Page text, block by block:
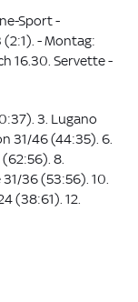
Sport -
(2:1). - Montag:
16.30. Servette -
3. Lugano
31/46 (44:35). 6.
8.
36 (53:56). 10.
(38:61). 12.